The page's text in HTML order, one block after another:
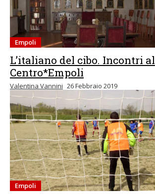
Empoli
L’italiano del cibo. Incontri al
Centro*Empoli
Valentina Vannini 26 Febbraio 2019
Empoli